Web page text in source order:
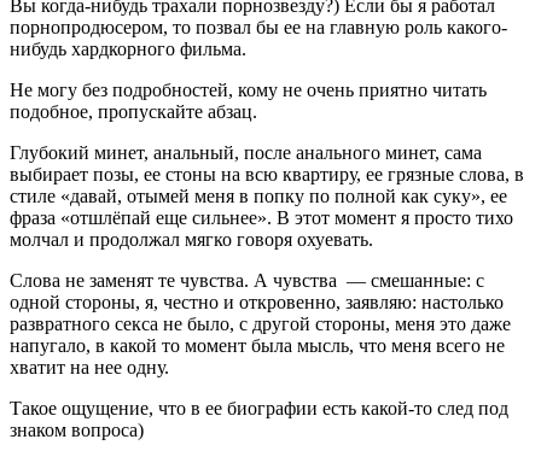
Вы когда-нибудь трахали порнозвезду?) Если бы я работал
порнопродюсером, то позвал бы ее на главную роль какого-
нибудь хардкорного фильма.
Не могу без подробностей, кому не очень приятно читать
подобное, пропускайте абзац.
Глубокий минет, анальный, после анального минет, сама
выбирает позы, ее стоны на всю квартиру, ее грязные слова, в
стиле «давай, отымей меня в попку по полной как суку», ее
фраза «отшлёпай еще сильнее». В этот момент я просто тихо
молчал и продолжал мягко говоря охуевать.
Слова не заменят те чувства. А чувства — смешанные: с
одной стороны, я, честно и откровенно, заявляю: настолько
развратного секса не было, с другой стороны, меня это даже
напугало, в какой то момент была мысль, что меня всего не
хватит на нее одну.
Такое ощущение, что в ее биографии есть какой-то след под
знаком вопроса)